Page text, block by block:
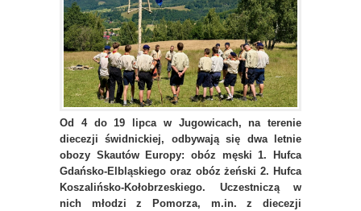
Od 4 do 19 lipca w Jugowicach, na terenie
diecezji świdnickiej, odbywają się dwa letnie
obozy Skautów Europy: obóz męski 1. Hufca
Gdańsko-Elbląskiego oraz obóz żeński 2. Hufca
Koszalińsko-Kołobrzeskiego. Uczestniczą w
nich młodzi z Pomorza, m.in. z diecezji